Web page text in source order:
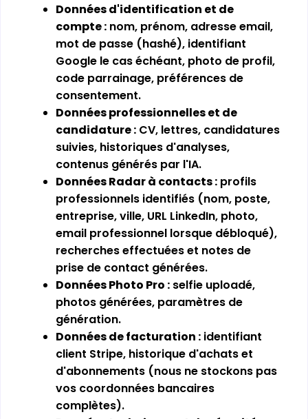
Données d'identification et de
compte : nom, prénom, adresse email,
mot de passe (hashé), identifiant
Google le cas échéant, photo de profil,
code parrainage, préférences de
consentement.
Données professionnelles et de
candidature : CV, lettres, candidatures
suivies, historiques d'analyses,
contenus générés par l'IA.
Données Radar à contacts : profils
professionnels identifiés (nom, poste,
entreprise, ville, URL LinkedIn, photo,
email professionnel lorsque débloqué),
recherches effectuées et notes de
prise de contact générées.
Données Photo Pro : selfie uploadé,
photos générées, paramètres de
génération.
Données de facturation : identifiant
client Stripe, historique d'achats et
d'abonnements (nous ne stockons pas
vos coordonnées bancaires
complètes).